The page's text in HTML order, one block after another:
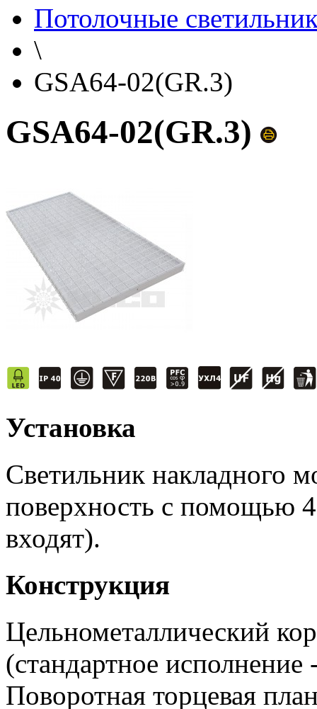
Потолочные
\
GSA64-02(GR.3)
GSA64-02(GR.3)
Установка
Светильник накладного
поверхность с помощью
входят).
Конструкция
Цельнометаллический
(стандартное
Поворотная торцевая